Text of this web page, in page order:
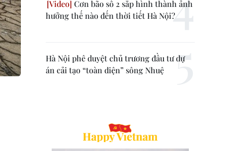
Cơn bão số 2 sắp hình thành ảnh
hưởng thế nào đến thời tiết Hà Nội?
Hà Nội phê duyệt chủ trương đầu tư dự
án cải tạo “toàn diện” sông Nhuệ